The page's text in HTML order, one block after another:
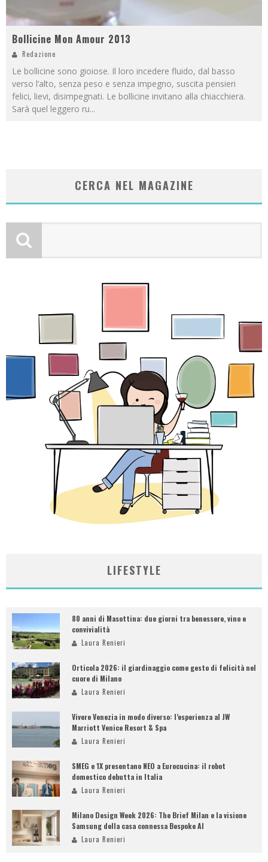
Bollicine Mon Amour 2013
Redazione
Le bollicine sono gioiose. Il loro incedere fluido, dal basso
verso l’alto, senza peso e senza impegno, suscita pensieri
felici, lievi, disimpegnati. Le bollicine invitano alla chiacchiera.
Sarà quel leggero ru...
CERCA NEL MAGAZINE
LIFESTYLE
80 anni di Masottina: due giorni tra benessere, vino e
convivialità
Laura Renieri
Orticola 2026: il giardinaggio come gesto di felicità nel
cuore di Milano
Laura Renieri
Vivere Venezia in modo diverso: l’esperienza al JW
Marriott Venice Resort & Spa
Laura Renieri
SMEG e 1X presentano NEO a Eurocucina: il robot
domestico debutta in Italia
Laura Renieri
Milano Design Week 2026: The Brief Milan e la visione
Samsung della casa connessa Bespoke AI
Laura Renieri